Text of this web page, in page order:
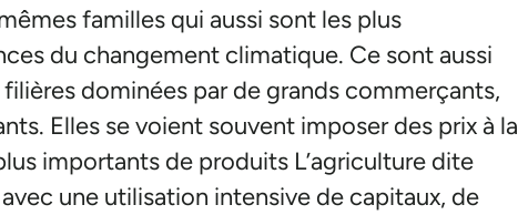
familles qui aussi sont les plus
du changement climatique. Ce sont aussi
dominées par de grands commerçants,
Elles se voient souvent imposer des prix à la
importants de produits L’agriculture dite
une utilisation intensive de capitaux, de